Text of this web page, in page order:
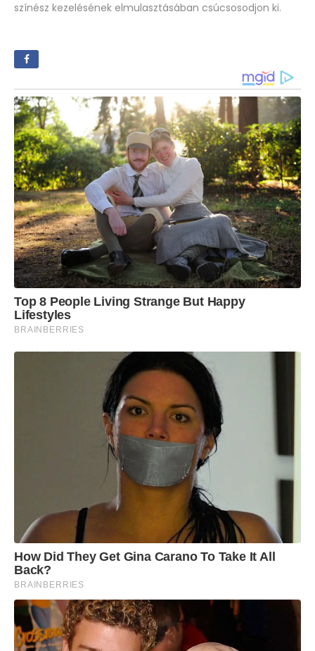
színész kezelésének elmulasztásában csúcsosodjon ki.